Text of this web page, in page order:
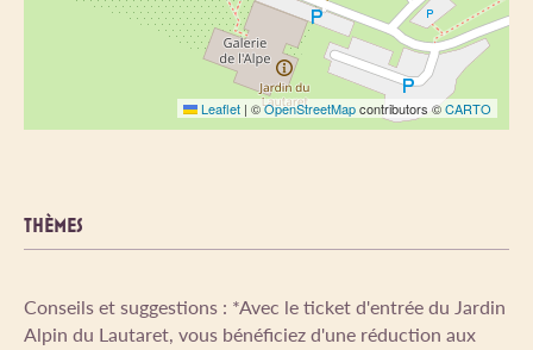
Leaflet | ©OpenStreetMapcontributors ©CARTO
THÈMES
Conseils et suggestions : *Avec le ticket d'entrée du Jardin
Alpin du Lautaret, vous bénéficiez d'une réduction aux